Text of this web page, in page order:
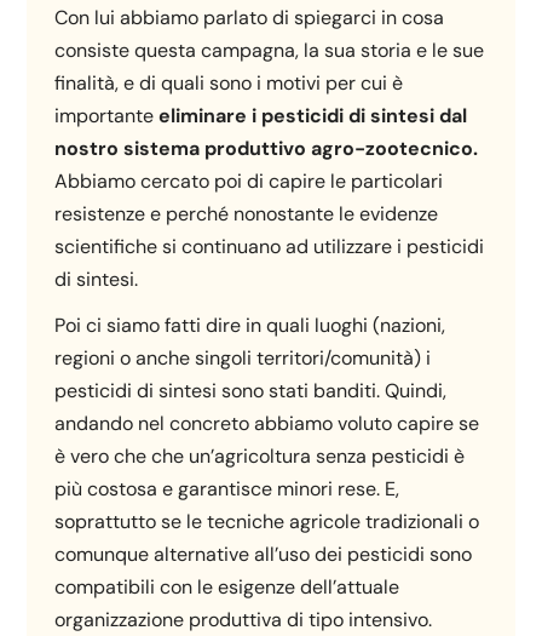
Con lui abbiamo parlato di spiegarci in cosa
consiste questa campagna, la sua storia e le sue
finalità, e di quali sono i motivi per cui è
importanteeliminare i pesticidi di sintesi dal
nostro sistema produttivo agro-zootecnico.
Abbiamo cercato poi di capire le particolari
resistenze e perché nonostante le evidenze
scientifiche si continuano ad utilizzare i pesticidi
di sintesi.
Poi ci siamo fatti dire in quali luoghi (nazioni,
regioni o anche singoli territori/comunità) i
pesticidi di sintesi sono stati banditi. Quindi,
andando nel concreto abbiamo voluto capire se
è vero che che un’agricoltura senza pesticidi è
più costosa e garantisce minori rese. E,
soprattutto se le tecniche agricole tradizionali o
comunque alternative all’uso dei pesticidi sono
compatibili con le esigenze dell’attuale
organizzazione produttiva di tipo intensivo.